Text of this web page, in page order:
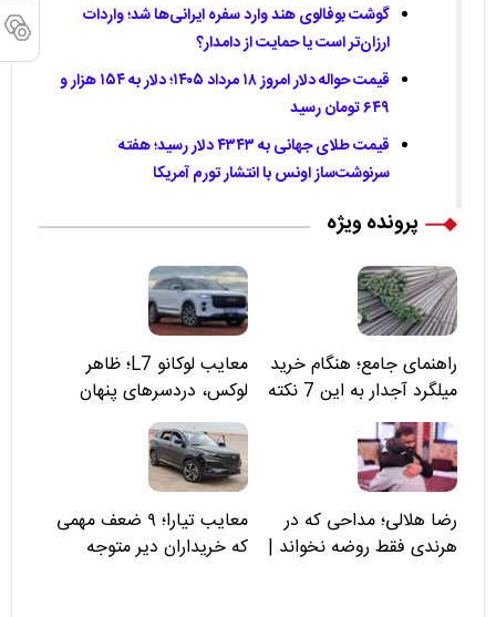
گوشت بوفالوی هند وارد سفره ایرانی‌ها شد؛ واردات
ارزان‌تر است یا حمایت از دامدار؟
قیمت حواله دلار امروز ۱۸ مرداد ۱۴۰۵؛ دلار به ۱۵۴ هزار و
۶۴۹ تومان رسید
قیمت طلای جهانی به ۴۳۴۳ دلار رسید؛ هفته
سرنوشت‌ساز اونس با انتشار تورم آمریکا
پرونده ویژه
راهنمای جامع؛ هنگام خرید
میلگرد آجدار به این 7 نکته
توجه کنید
معایب لوکانو L7؛ ظاهر
لوکس، دردسرهای پنهان
رضا هلالی؛ مداحی که در
هرندی فقط روضه نخواند |
معایب تیارا؛ ۹ ضعف مهمی
که خریداران دیر متوجه